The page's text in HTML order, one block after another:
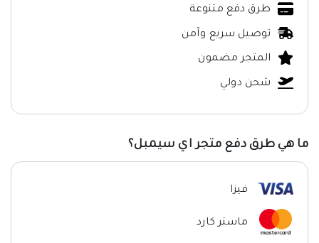
طرق دفع متنوعة
توصيل سريع وآمن
المتجر مضمون
شحن دولي
ما هي طرق دفع متجر اي سيمبل؟
فيزا
ماستر كارد